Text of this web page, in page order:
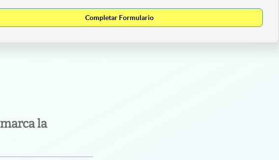
Completar Formulario
marca la